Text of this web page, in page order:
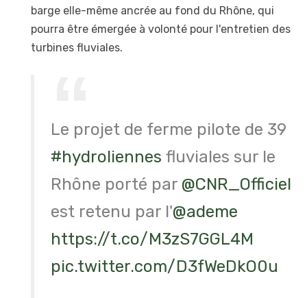
barge elle-même ancrée au fond du Rhône, qui
pourra être émergée à volonté pour l'entretien des
turbines fluviales.
Le projet de ferme pilote de 39
#hydroliennes fluviales sur le
Rhône porté par @CNR_Officiel
est retenu par l'@ademe
https://t.co/M3zS7GGL4M
pic.twitter.com/D3fWeDkO0u